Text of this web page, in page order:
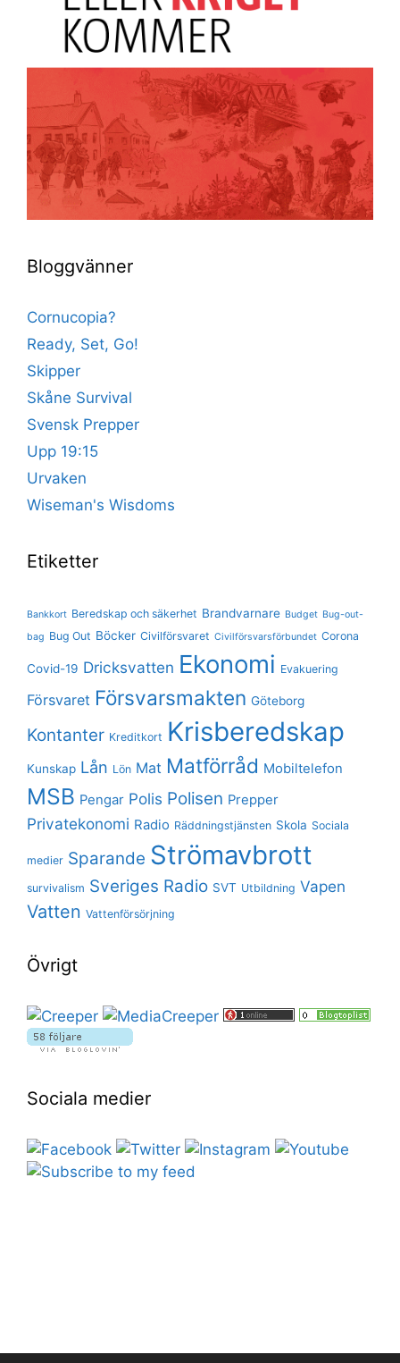
Bloggvänner
Cornucopia?
Ready, Set, Go!
Skipper
Skåne Survival
Svensk Prepper
Upp 19:15
Urvaken
Wiseman's Wisdoms
Etiketter
Bankkort Beredskap och säkerhet Brandvarnare Budget Bug-out-
bag Bug Out Böcker Civilförsvaret Civilförsvarsförbundet Corona
Covid-19 Dricksvatten Ekonomi Evakuering
Försvaret Försvarsmakten Göteborg
Kontanter Kreditkort Krisberedskap
Kunskap Lån Lön Mat Matförråd Mobiltelefon
MSB Pengar Polis Polisen Prepper
Privatekonomi Radio Räddningstjänsten Skola Sociala
medier Sparande Strömavbrott
survivalism Sveriges Radio SVT Utbildning Vapen
Vatten Vattenförsörjning
Övrigt
Sociala medier